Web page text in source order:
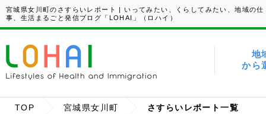
宮城県女川町のさすらいレポート | いってみたい、くらしてみたい、地域の仕
事、生活まるごと発信ブログ「LOHAI」（ロハイ）
地
から
TOP 宮城県女川町 さすらいレポート一覧